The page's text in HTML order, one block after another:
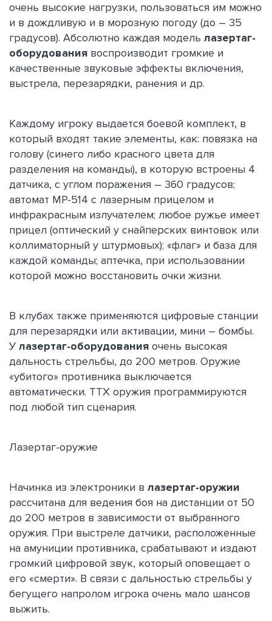
очень высокие нагрузки, пользоваться им можно
и в дождливую и в морозную погоду (до – 35
градусов). Абсолютно каждая модель лазертаг-
оборудования воспроизводит громкие и
качественные звуковые эффекты включения,
выстрела, перезарядки, ранения и др.
Каждому игроку выдается боевой комплект, в
который входят такие элементы, как: повязка на
голову (синего либо красного цвета для
разделения на команды), в которую встроены 4
датчика, с углом поражения – 360 градусов;
автомат МР-514 с лазерным прицелом и
инфракрасным излучателем; любое ружье имеет
прицел (оптический у снайперских винтовок или
коллиматорный у штурмовых); «флаг» и база для
каждой команды; аптечка, при использовании
которой можно восстановить очки жизни.
В клубах также применяются цифровые станции
для перезарядки или активации, мини – бомбы.
У лазертаг-оборудования очень высокая
дальность стрельбы, до 200 метров. Оружие
«убитого» противника выключается
автоматически. ТТХ оружия программируются
под любой тип сценария.
Лазертаг-оружие
Начинка из электроники в лазертаг-оружии
рассчитана для ведения боя на дистанции от 50
до 200 метров в зависимости от выбранного
оружия. При выстреле датчики, расположенные
на амуниции противника, срабатывают и издают
громкий цифровой звук, который оповещает о
его «смерти». В связи с дальностью стрельбы у
бегущего напролом игрока очень мало шансов
выжить.